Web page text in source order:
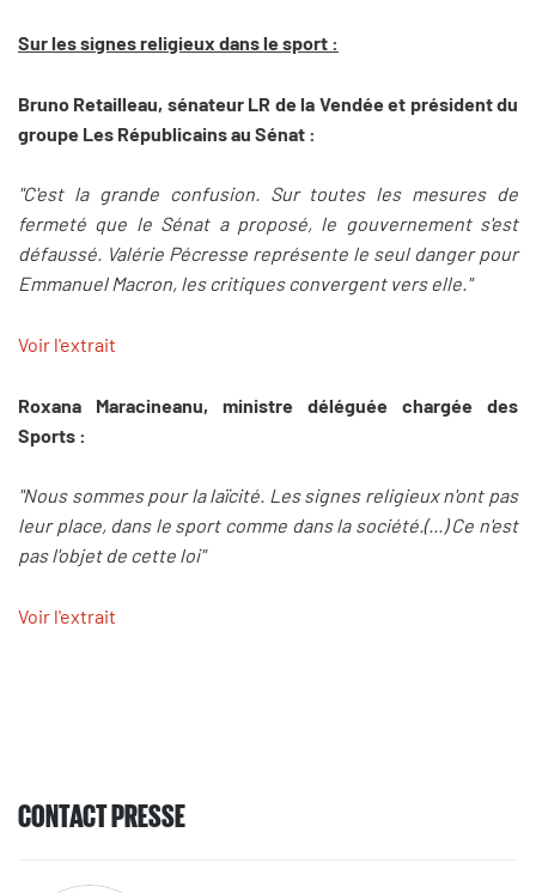
Sur les signes religieux dans le sport :
Bruno Retailleau, sénateur LR de la Vendée et président du
groupe Les Républicains au Sénat :
"C'est la grande confusion. Sur toutes les mesures de
fermeté que le Sénat a proposé, le gouvernement s'est
défaussé. Valérie Pécresse représente le seul danger pour
Emmanuel Macron, les critiques convergent vers elle."
Voir l'extrait
Roxana Maracineanu, ministre déléguée chargée des
Sports :
"Nous sommes pour la laïcité. Les signes religieux n'ont pas
leur place, dans le sport comme dans la société.(...) Ce n'est
pas l'objet de cette loi"
Voir l'extrait
CONTACT PRESSE